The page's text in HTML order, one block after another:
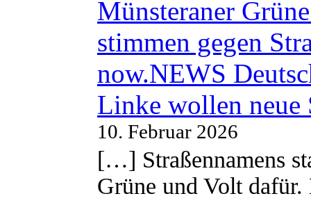
Münsteraner
stimmen gegen
now.NEWS
Linke wollen neue
10. Februar 2026
[…] Straßennamens
Grüne und Volt